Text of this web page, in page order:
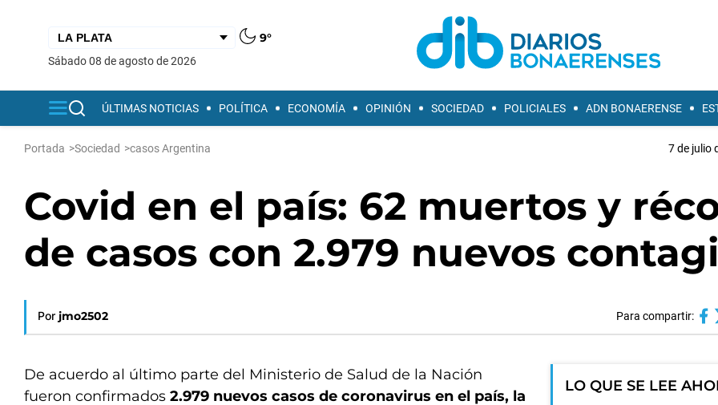
9°
sábado 08 de agosto de 2026
ÚLTIMAS NOTICIAS POLÍTICA ECONOMÍA OPINIÓN SOCIEDAD POLICIALES ADN BONAERENSE
Portada >Sociedad >casos Argentina 7 de julio
Covid en el país: 62 muertos y
de casos con 2.979 nuevos
Por jmo2502 Para compartir:
De acuerdo al último parte del Ministerio de Salud de la Nación
fueron confirmados 2.979 nuevos casos de coronavirus en el país, la
LO QUE SE LEE